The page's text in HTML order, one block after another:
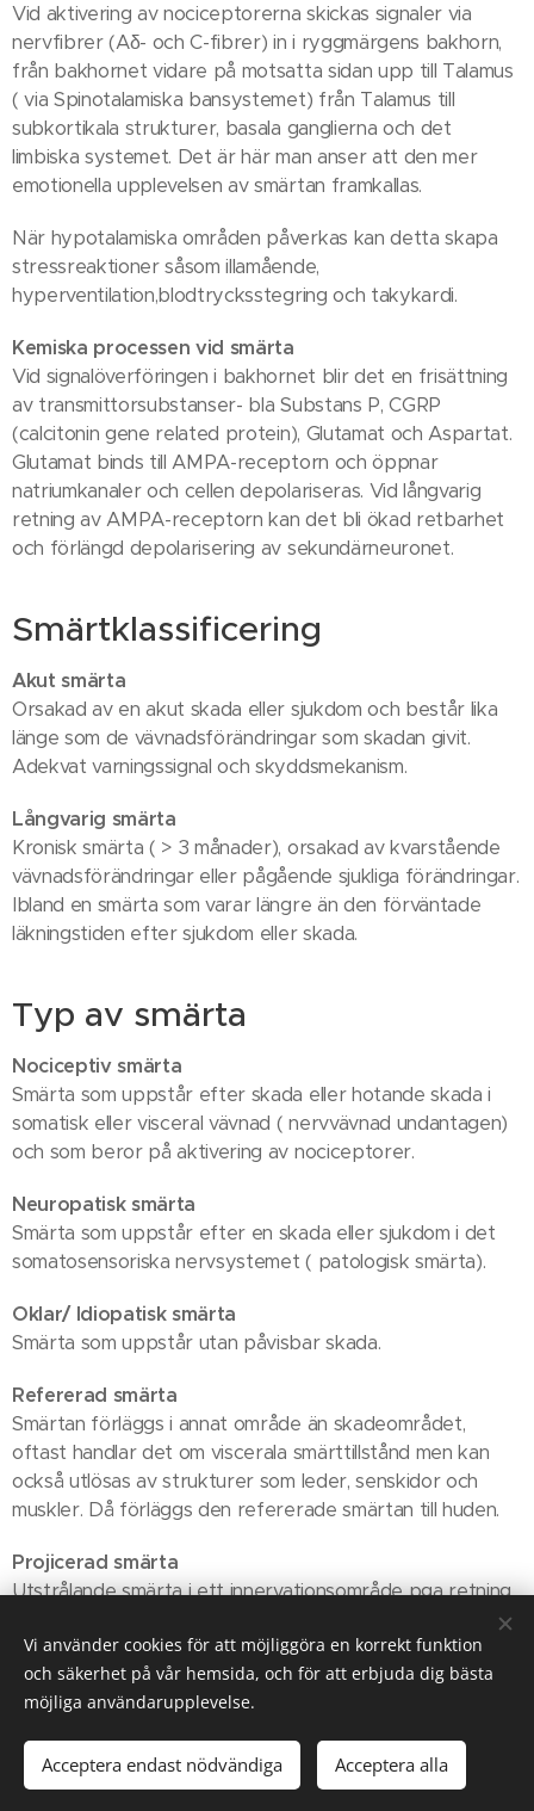
Vid aktivering av nociceptorerna skickas signaler via
nervfibrer (Aδ- och C-fibrer) in i ryggmärgens bakhorn,
från bakhornet vidare på motsatta sidan upp till Talamus
( via Spinotalamiska bansystemet) från Talamus till
subkortikala strukturer, basala ganglierna och det
limbiska systemet. Det är här man anser att den mer
emotionella upplevelsen av smärtan framkallas.
När hypotalamiska områden påverkas kan detta skapa
stressreaktioner såsom illamående,
hyperventilation,blodtrycksstegring och takykardi.
Kemiska processen vid smärta
Vid signalöverföringen i bakhornet blir det en frisättning
av transmittorsubstanser- bla Substans P, CGRP
(calcitonin gene related protein), Glutamat och Aspartat.
Glutamat binds till AMPA-receptorn och öppnar
natriumkanaler och cellen depolariseras. Vid långvarig
retning av AMPA-receptorn kan det bli ökad retbarhet
och förlängd depolarisering av sekundärneuronet.
Smärtklassificering
Akut smärta
Orsakad av en akut skada eller sjukdom och består lika
länge som de vävnadsförändringar som skadan givit.
Adekvat varningssignal och skyddsmekanism.
Långvarig smärta
Kronisk smärta ( > 3 månader), orsakad av kvarstående
vävnadsförändringar eller pågående sjukliga förändringar.
Ibland en smärta som varar längre än den förväntade
läkningstiden efter sjukdom eller skada.
Typ av smärta
Nociceptiv smärta
Smärta som uppstår efter skada eller hotande skada i
somatisk eller visceral vävnad ( nervvävnad undantagen)
och som beror på aktivering av nociceptorer.
Neuropatisk smärta
Smärta som uppstår efter en skada eller sjukdom i det
somatosensoriska nervsystemet ( patologisk smärta).
Oklar/ Idiopatisk smärta
Smärta som uppstår utan påvisbar skada.
Refererad smärta
Smärtan förläggs i annat område än skadeområdet,
oftast handlar det om viscerala smärttillstånd men kan
också utlösas av strukturer som leder, senskidor och
muskler. Då förläggs den refererade smärtan till huden.
Projicerad smärta
Utstrålande smärta i ett innervationsområde pga retning
av nervstruktur ex Diskbråckssmärta som orsakas av en
nervrotspåverkan projiseras till motsvarande dermatom.
Cookies
Vi använder cookies för att möjliggöra en korrekt funktion
och säkerhet på vår hemsida, och för att erbjuda dig bästa
möjliga användarupplevelse.
Acceptera endast nödvändiga Acceptera alla